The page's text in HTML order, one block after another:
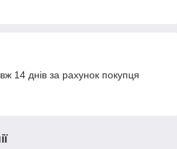
14 днів за рахунок покупця